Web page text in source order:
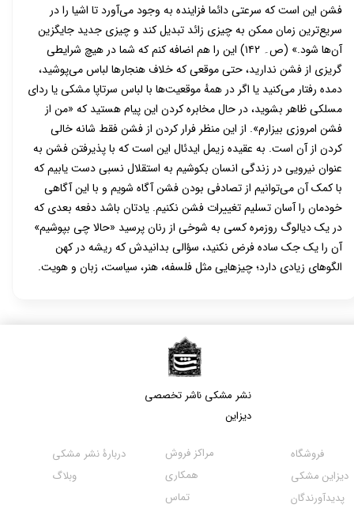
فشن این است که سرعتی دائما فزاینده به وجود می‌آورد تا اشیا را در
سریع‌ترین زمان ممکن به چیزی زائد تبدیل کند و چیزی جدید جایگزین
آن‌ها شود.» (ص۔ ۱۴۲) این را هم اضافه کنم که شما در هیچ شرایطی
گریزی از فشن ندارید، حتی موقعی که خلاف هنجارها لباس می‌پوشید،
دمده رفتار می‌کنید یا اگر در همهٔ موقعیت‌ها با لباس سرتاپا مشکی یا ردای
مسلکی ظاهر بشوید، در حال مخابره کردن این پیام هستید که «من از
فشن امروزی بیزارم». از این منظر فرار کردن از فشن فقط شانه خالی
کردن از آن است. به عقیده زیمل ایدئال این است که با پذیرفتن فشن به
عنوان نیرویی در زندگی انسان بکوشیم به استقلال نسبی دست یابیم که
با کمک آن می‌توانیم از تصادفی بودن فشن آگاه شویم و با این آگاهی
خودمان را آسان تسلیم تغییرات فشن نکنیم. یادتان باشد دفعه بعدی که
در یک دیالوگ روزمره کسی به شوخی از رنان پرسید «حالا چی بپوشیم»
آن را یک جک ساده فرض نکنید، سؤالی بدانیدش که ریشه در کهن
الگوهای زیادی دارد؛ چیزهایی مثل فلسفه، هنر، سیاست، زبان و هویت.
نشر مشکی​​​​​​​ ناشر تخصصی
دیزاین
مراکز فروش
همکاری
تماس
فروشگاه
دیزاین مشکی
پدیدآورندگان
دربارۀ نشر مشکی
وبلاگ